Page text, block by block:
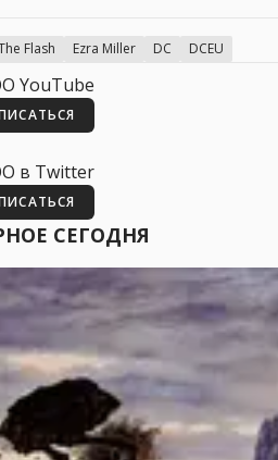
Flash Ezra Miller DC DCEU
YouTube
в Twitter
СЕГОДНЯ